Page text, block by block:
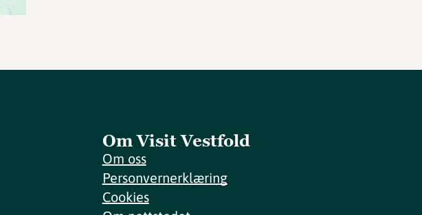
Om Visit Vestfold
Om oss
Personvernerklæring
Cookies